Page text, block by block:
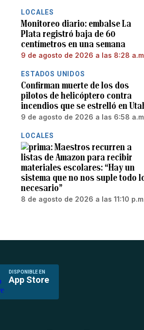
LOCALES
Monitoreo diario: embalse La
Plata registró baja de 60
centímetros en una semana
9 de agosto de 2026 a las 8:28
ESTADOS UNIDOS
Confirman muerte de los dos
pilotos de helicóptero contra
incendios que se estrelló en
9 de agosto de 2026 a las 6:58
LOCALES
Maestros recurren a
listas de Amazon para recibir
materiales escolares: “Hay un
sistema que no nos suple todo
necesario”
8 de agosto de 2026 a las 11:10
DISPONIBLE EN
App Store